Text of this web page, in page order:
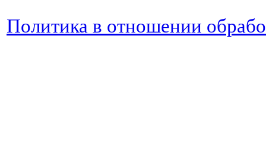
Политика в отношении